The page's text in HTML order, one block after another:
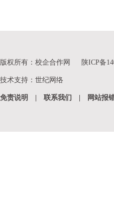
版权所有：校企合作网 陕ICP备
技术支持 ： 世纪网络
免责说明 联系我们 网站报